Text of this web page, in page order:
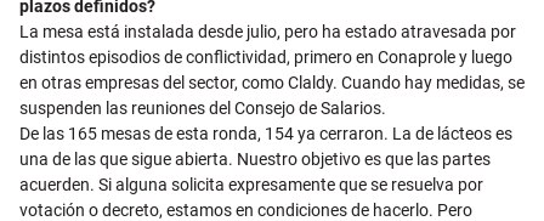
plazos definidos?
La mesa está instalada desde julio, pero ha estado atravesada por
distintos episodios de conflictividad, primero en Conaprole y luego
en otras empresas del sector, como Claldy. Cuando hay medidas, se
suspenden las reuniones del Consejo de Salarios.
De las 165 mesas de esta ronda, 154 ya cerraron. La de lácteos es
una de las que sigue abierta. Nuestro objetivo es que las partes
acuerden. Si alguna solicita expresamente que se resuelva por
votación o decreto, estamos en condiciones de hacerlo. Pero